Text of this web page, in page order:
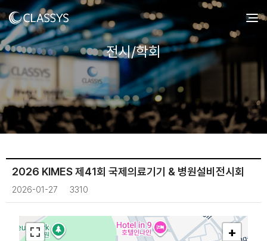
전시/학회
2026 KIMES 제41회 국제의료기기 & 병원설비전시회
2026-01-27 3310
+